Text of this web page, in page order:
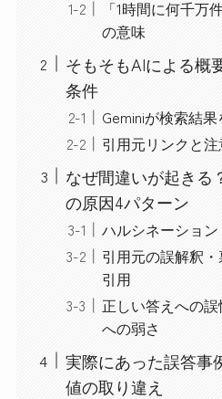
「1時間に何千万
の意味
そもそもAIによる概
条件
Geminiが検索結
引用元リンクと
なぜ間違いが起きる
の原因4パターン
ハルシネーション
引用元の誤解釈
引用
正しい答えへの
への弱さ
実際にあった誤答事
値の取り違え